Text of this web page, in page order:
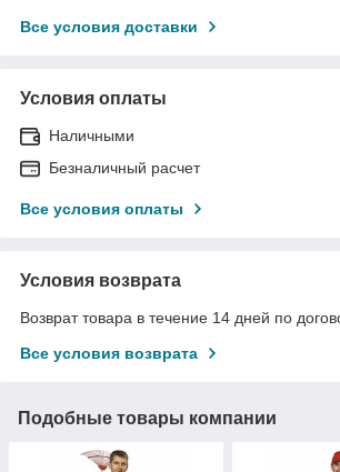
Все условия доставки
Условия оплаты
Наличными
Безналичный расчет
Все условия оплаты
Условия возврата
Возврат товара в течение 14 дней по
Все условия возврата
Подобные товары компании